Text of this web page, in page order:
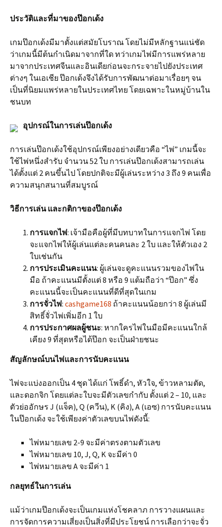
ประวัติและที่มาของป๊อกเด้ง
เกมป๊อกเด้งมีมาตั้งแต่สมัยโบราณ โดยไม่มีหลักฐานแน่ชัด
ว่าเกมนี้มีต้นกำเนิดมาจากที่ใด ทว่าเกมไพ่มีการแพร่หลาย
มาจากประเทศจีนและอินเดียก่อนจะกระจายไปยังประเทศ
ต่างๆ ในเอเชีย ป๊อกเด้งจึงได้รับการพัฒนาต่อมาเรื่อยๆ จน
เป็นที่นิยมแพร่หลายในประเทศไทย โดยเฉพาะในหมู่บ้านใน
ชนบท
อุปกรณ์ในการเล่นป๊อกเด้ง
การเล่นป๊อกเด้งใช้อุปกรณ์เพียงอย่างเดียวคือ “ไพ่” เกมนี้จะ
ใช้ไพ่หนึ่งสำรับ จำนวน 52 ใบ การเล่นป๊อกเด้งสามารถเล่น
ได้ตั้งแต่ 2 คนขึ้นไป โดยปกติจะมีผู้เล่นระหว่าง 3 ถึง 9 คนเพื่อ
ความสนุกสนานที่สมบูรณ์
วิธีการเล่น และกติกาของป๊อกเด้ง
การแจกไพ่: เจ้ามือคือผู้ที่มีบทบาทในการแจกไพ่ โดย
จะแจกไพ่ให้ผู้เล่นแต่ละคนคนละ 2 ใบ และให้ตัวเอง 2
ใบเช่นกัน
การประเมินคะแนน: ผู้เล่นจะดูคะแนนรวมของไพ่ใน
มือ ถ้าคะแนนมีตั้งแต่ 8 หรือ 9 แต้มถือว่า “ป๊อก” ซึ่ง
คะแนนนี้จะเป็นคะแนนที่ดีที่สุดในเกม
การจั่วไพ่: cashgame168 ถ้าคะแนนน้อยกว่า 8 ผู้เล่นมี
สิทธิ์จั่วไพ่เพิ่มอีก 1 ใบ
การประกาศผลผู้ชนะ: หากใครไพ่ในมือมีคะแนนใกล้
เคียง 9 ที่สุดหรือได้ป๊อก จะเป็นฝ่ายชนะ
สัญลักษณ์บนไพ่และการนับคะแนน
ไพ่จะแบ่งออกเป็น 4 ชุด ได้แก่ โพธิ์ดำ, หัวใจ, ข้าวหลามตัด,
และดอกจิก โดยแต่ละใบจะมีตัวเลขกำกับ ตั้งแต่ 2 – 10, และ
ตัวย่ออักษร J (แจ็ค), Q (ควีน), K (คิง), A (เอซ) การนับคะแนน
ในป๊อกเด้ง จะใช้เพียงค่าตัวเลขบนไพ่ดังนี้:
ไพ่หมายเลข 2-9 จะมีค่าตรงตามตัวเลข
ไพ่หมายเลข 10, J, Q, K จะมีค่า 0
ไพ่หมายเลข A จะมีค่า 1
กลยุทธ์ในการเล่น
แม้ว่าเกมป๊อกเด้งจะเป็นเกมแห่งโชคลาภ การวางแผนและ
การจัดการความเสี่ยงเป็นสิ่งที่มีประโยชน์ การเลือกว่าจะจั่ว